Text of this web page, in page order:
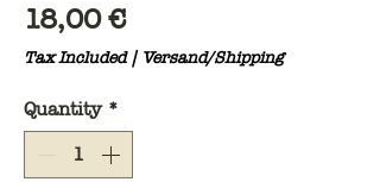
18,00 €Price
Tax Included| Versand/Shipping
Quantity *